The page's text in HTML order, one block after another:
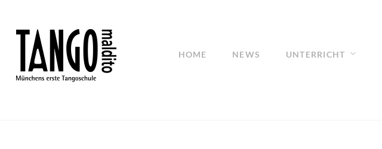
HOME NEWS UNTERRICHT